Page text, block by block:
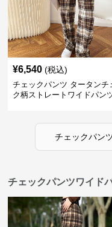
¥6,540 (税込)
チェックパンツ タータンチ
ク柄ストレートワイドパン
チェックパン
チェックパンツワイド